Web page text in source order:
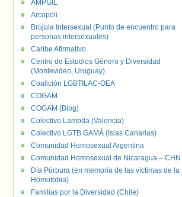
AMPGIL
Arcopoli
Brújula Intersexual (Punto de encuentro para
personas intersexuales)
Caribe Afirmativo
Centro de Estudios Género y Diversidad
(Montevideo, Uruguay)
Coalición LGBTILAC-OEA
COGAM
COGAM (Blog)
Colectivo Lambda (Valencia)
Colectivo LGTB GAMÁ (Islas Canarias)
Comunidad Homosexual Argentina
Comunidad Homosexual de Nicaragua – CHN
Día Púrpura (en memoria de las víctimas de la
Homofobia)
Familias por la Diversidad (Chile)